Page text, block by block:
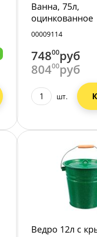
Ванна, 75л,
оцинкованное
00009114
74800руб
80400руб
шт.
Ведро 12л с